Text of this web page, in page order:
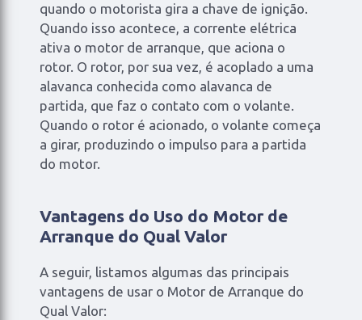
quando o motorista gira a chave de ignição.
Quando isso acontece, a corrente elétrica
ativa o motor de arranque, que aciona o
rotor. O rotor, por sua vez, é acoplado a uma
alavanca conhecida como alavanca de
partida, que faz o contato com o volante.
Quando o rotor é acionado, o volante começa
a girar, produzindo o impulso para a partida
do motor.
Vantagens do Uso do Motor de
Arranque do Qual Valor
A seguir, listamos algumas das principais
vantagens de usar o Motor de Arranque do
Qual Valor: